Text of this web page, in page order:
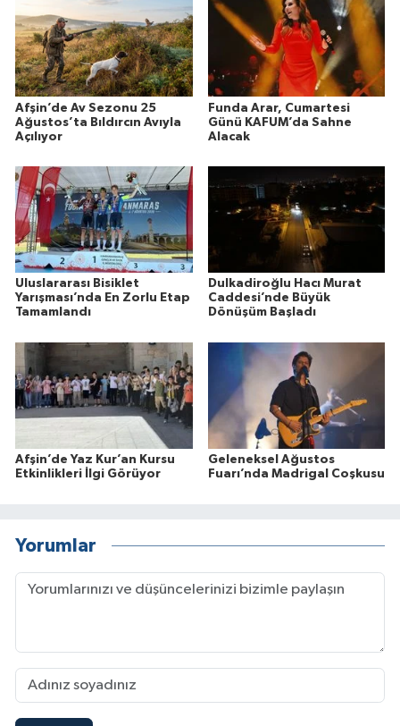
Afşin’de Av Sezonu 25
Ağustos’ta Bıldırcın Avıyla
Açılıyor
Funda Arar, Cumartesi
Günü KAFUM’da Sahne
Alacak
Uluslararası Bisiklet
Yarışması’nda En Zorlu Etap
Tamamlandı
Dulkadiroğlu Hacı Murat
Caddesi’nde Büyük
Dönüşüm Başladı
Afşin’de Yaz Kur’an Kursu
Etkinlikleri İlgi Görüyor
Geleneksel Ağustos
Fuarı’nda Madrigal Coşkusu
Yorumlar